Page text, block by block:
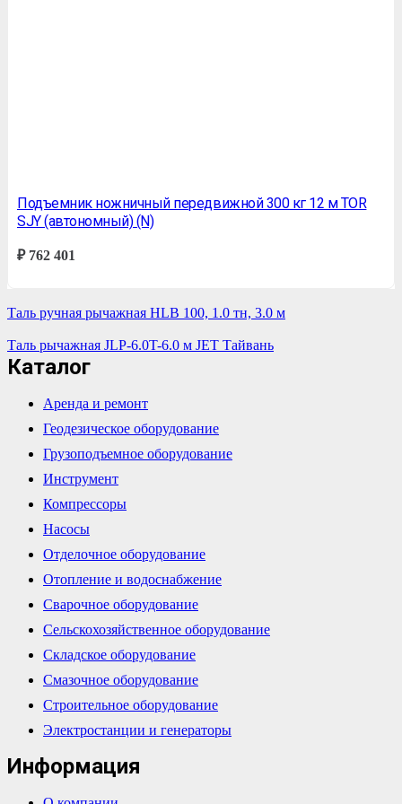
Подъемник ножничный передвижной 300 кг 12 м TOR
SJY (автономный) (N)
₽762 401
Таль ручная рычажная HLB 100, 1.0 тн, 3.0 м
Таль рычажная JLP-6.0T-6.0 м JET Тайвань
Каталог
Аренда и ремонт
Геодезическое оборудование
Грузоподъемное оборудование
Инструмент
Компрессоры
Насосы
Отделочное оборудование
Отопление и водоснабжение
Сварочное оборудование
Сельскохозяйственное оборудование
Складское оборудование
Смазочное оборудование
Строительное оборудование
Электростанции и генераторы
Информация